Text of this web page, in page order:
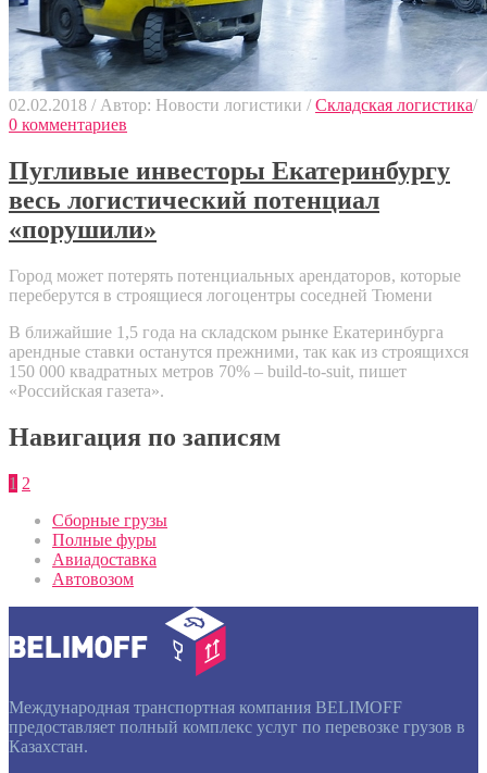
02.02.2018 / Автор: Новости логистики / Складская логистика/
0 комментариев
Пугливые инвесторы Екатеринбургу
весь логистический потенциал
«порушили»
Город может потерять потенциальных арендаторов, которые
переберутся в строящиеся логоцентры соседней Тюмени
В ближайшие 1,5 года на складском рынке Екатеринбурга
арендные ставки останутся прежними, так как из строящихся
150 000 квадратных метров 70% – build-to-suit, пишет
«Российская газета».
Навигация по записям
1 2
Сборные грузы
Полные фуры
Авиадоставка
Автовозом
Международная транспортная компания BELIMOFF
предоставляет полный комплекс услуг по перевозке грузов в
Казахстан.